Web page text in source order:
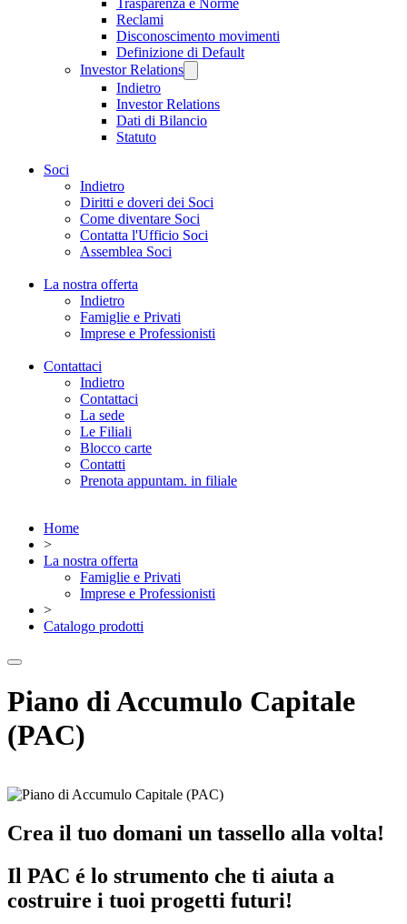
Trasparenza e Norme
Reclami
Disconoscimento movimenti
Definizione di Default
Investor Relations
Indietro
Investor Relations
Dati di Bilancio
Statuto
Soci
Indietro
Diritti e doveri dei Soci
Come diventare Soci
Contatta l'Ufficio Soci
Assemblea Soci
La nostra offerta
Indietro
Famiglie e Privati
Imprese e Professionisti
Contattaci
Indietro
Contattaci
La sede
Le Filiali
Blocco carte
Contatti
Prenota appuntam. in filiale
Home
>
La nostra offerta
Famiglie e Privati
Imprese e Professionisti
>
Catalogo prodotti
Piano di Accumulo Capitale
(PAC)
Crea il tuo domani un tassello alla volta!
Il PAC é lo strumento che ti aiuta a
costruire i tuoi progetti futuri!